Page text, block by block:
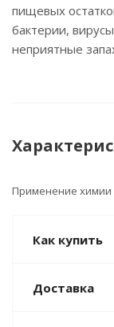
пищевых
бактерии,
неприятные
Применение химии
Как купить
Доставка